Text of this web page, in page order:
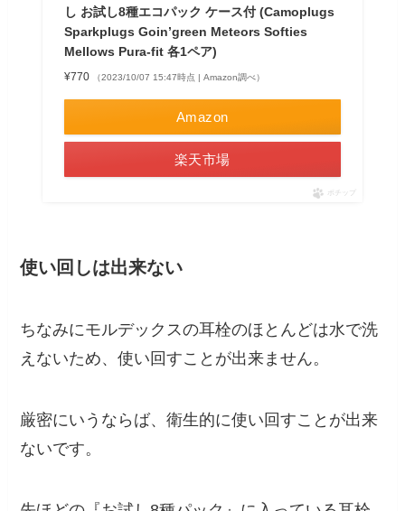
し お試し8種エコパック ケース付 (Camoplugs
Sparkplugs Goin’green Meteors Softies
Mellows Pura-fit 各1ペア)
¥770 （2023/10/07 15:47時点 | Amazon調べ）
Amazon
楽天市場
ポチップ
使い回しは出来ない
ちなみにモルデックスの耳栓のほとんどは水で洗
えないため、使い回すことが出来ません。
厳密にいうならば、衛生的に使い回すことが出来
ないです。